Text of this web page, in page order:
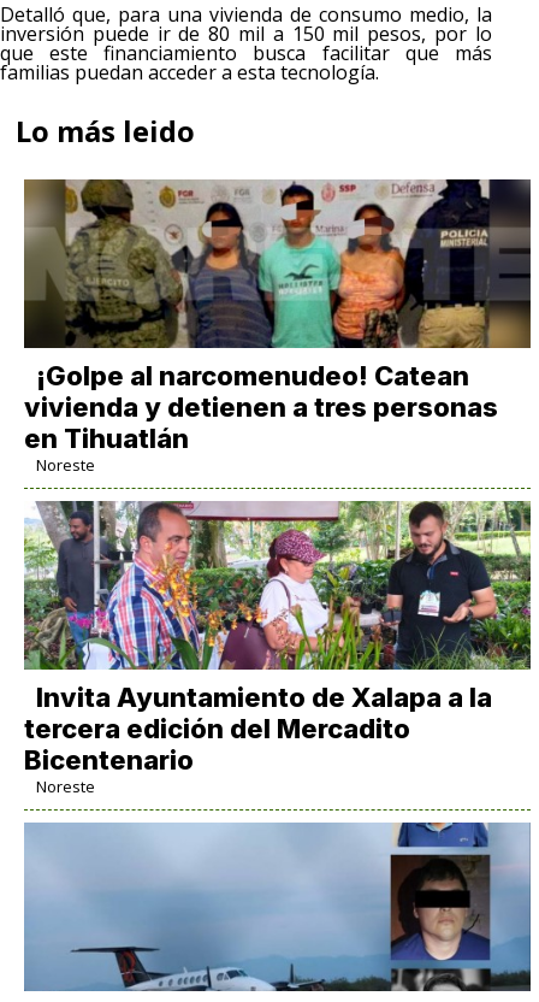
Detalló que, para una vivienda de consumo medio, la
inversión puede ir de 80 mil a 150 mil pesos, por lo
que este financiamiento busca facilitar que más
familias puedan acceder a esta tecnología.
Lo más leido
¡Golpe al narcomenudeo! Catean
vivienda y detienen a tres personas
en Tihuatlán
Noreste
Invita Ayuntamiento de Xalapa a la
tercera edición del Mercadito
Bicentenario
Noreste